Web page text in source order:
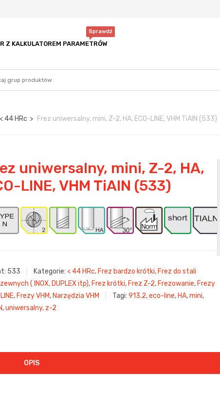
Sprawdź
Z KALKULATOREM PARAMETRÓW
< 44 HRc Frez uniwersalny, mini, Z-2, HA, ECO-LINE, VHM TiAlN (533)
uniwersalny, mini, Z-2, HA,
LINE, VHM TiAlN (533)
533 Kategorie: < 44 HRc, Frez bardzo krótki, Frez do stali
( INOX, DUPLEX itp), Frez krótki, Frez Z-2, Frezowanie, Frezy
, Frezy VHM, Narzędzia VHM Tagi: 913.2,eco-line, HA,mini,
,uniwersalny, z-2
OPIS